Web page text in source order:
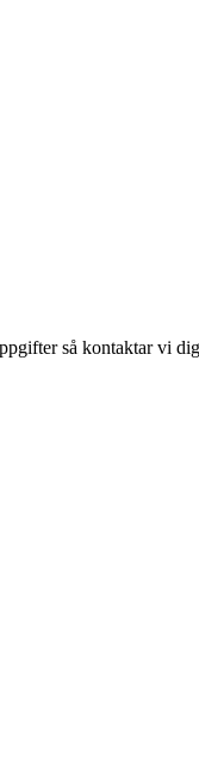
så kontaktar vi